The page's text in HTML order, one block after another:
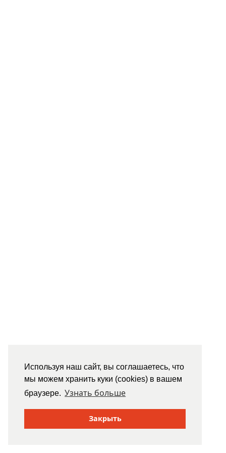
Используя наш сайт, вы соглашаетесь, что
мы можем хранить куки (cookies) в вашем
браузере. Узнать больше
Закрыть